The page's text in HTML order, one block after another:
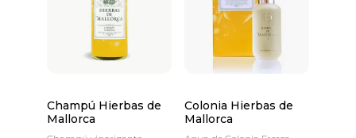
Champú Hierbas de
Mallorca
Colonia Hierbas de
Mallorca